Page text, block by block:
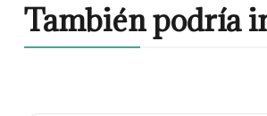
También podría